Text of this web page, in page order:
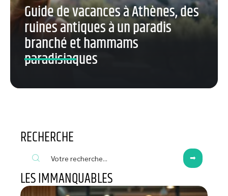
Guide de vacances à Athènes, des
ruines antiques à un paradis
branché et hammams
paradisiaques
RECHERCHE
LES IMMANQUABLES